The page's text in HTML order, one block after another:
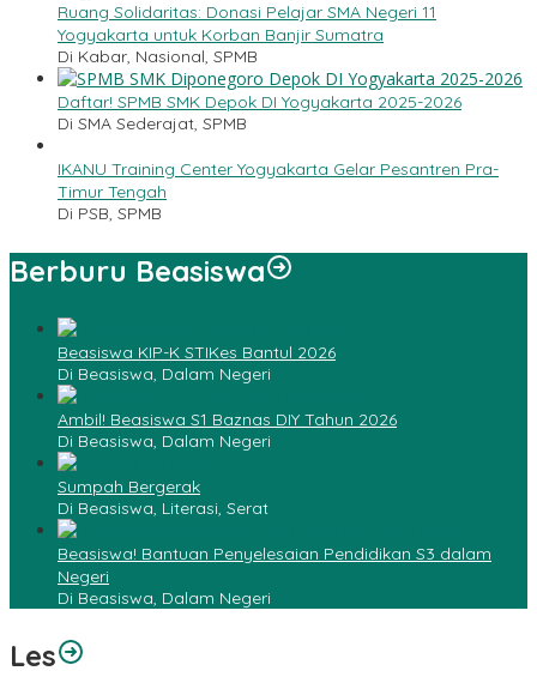
Ruang Solidaritas: Donasi Pelajar SMA Negeri 11
Yogyakarta untuk Korban Banjir Sumatra
Di Kabar, Nasional, SPMB
Daftar! SPMB SMK Depok DI Yogyakarta 2025-2026
Di SMA Sederajat, SPMB
IKANU Training Center Yogyakarta Gelar Pesantren Pra-
Timur Tengah
Di PSB, SPMB
Berburu Beasiswa
Beasiswa KIP-K STIKes Bantul 2026
Di Beasiswa, Dalam Negeri
Ambil! Beasiswa S1 Baznas DIY Tahun 2026
Di Beasiswa, Dalam Negeri
Sumpah Bergerak
Di Beasiswa, Literasi, Serat
Beasiswa! Bantuan Penyelesaian Pendidikan S3 dalam
Negeri
Di Beasiswa, Dalam Negeri
Les